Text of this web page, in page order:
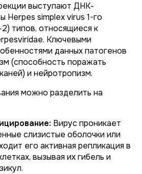
выступают ДНК-
Herpes simplex virus 1-го
типов, относящиеся к
. Ключевыми
данных патогенов
(способность поражать
и нейротропизм.
можно разделить на
Вирус проникает
слизистые оболочки или
его активная репликация в
вызывая их гибель и